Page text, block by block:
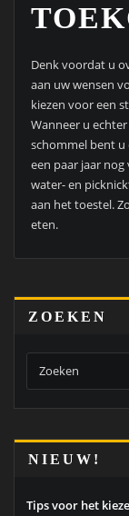
Denk voordat u
aan uw wensen
kiezen voor een
Wanneer u
schommel bent
een paar jaar nog
water- en
aan het toestel.
eten.
ZOEKEN
NIEUW!
Tips voor het